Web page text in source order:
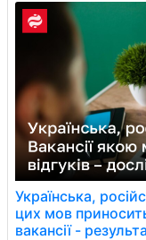
Українська,
цих мов
вакансії -